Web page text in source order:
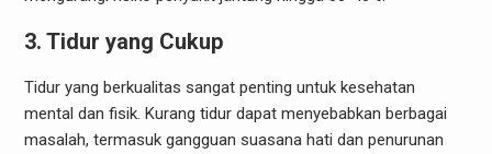
3. Tidur yang Cukup
Tidur yang berkualitas sangat penting untuk kesehatan
mental dan fisik. Kurang tidur dapat menyebabkan berbagai
masalah, termasuk gangguan suasana hati dan penurunan